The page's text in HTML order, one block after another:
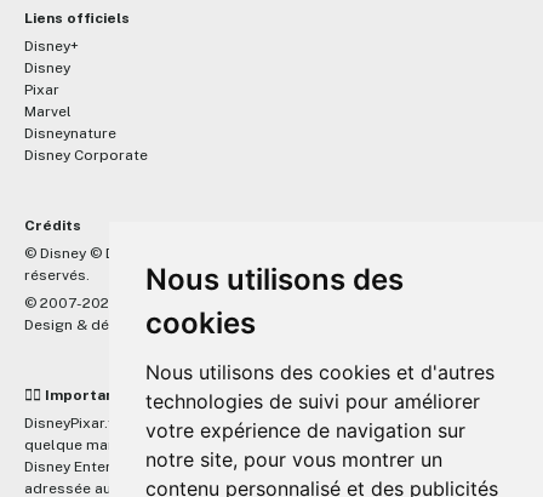
Nous utilisons des
cookies
Nous utilisons des cookies et d'autres
technologies de suivi pour améliorer
votre expérience de navigation sur
notre site, pour vous montrer un
contenu personnalisé et des publicités
Liens officiels
Disney+
Disney
Pixar
Marvel
Disneynature
Disney Corporate
Crédits
© Disney © Disney/Pixar © &
réservés.
© 2007-2026 DisneyPixar.fr
Design & développement : MonsieurPaul
☝🏼 Important
DisneyPixar.fr est un site indépendant et n'est en aucun cas lié de
quelque manière que ce soit avec The Walt Disney Company, Pixar,
Disney Enterprises, Inc ou leurs dérivés ou associés. Toute demande
adressée aux studios Disney ou Pixar sera ignorée. Merci de votre